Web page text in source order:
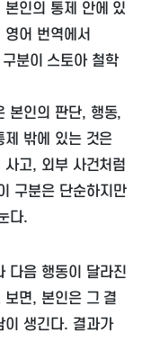
인의 통제 안에 있
어 번역에서
분이 스토아 철학
본인의 판단, 행동,
제 밖에 있는 것은
고, 외부 사건처럼
구분은 단순하지만
다.
다음 행동이 달라진
보면, 본인은 그 결
이 생긴다. 결과가